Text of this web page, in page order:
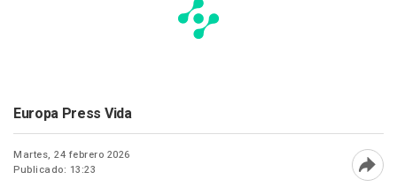
Europa Press Vida
Martes, 24 febrero 2026
Publicado: 13:23